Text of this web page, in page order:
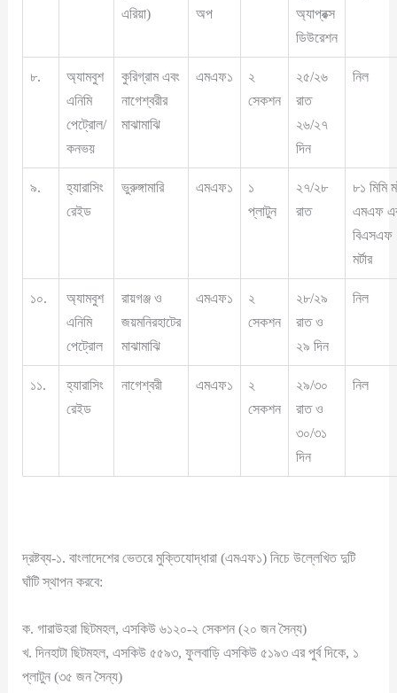
এরিয়া)
অপ
অ্যাপ্রক্স
ডিউরেশন
৮.
অ্যামবুশ
এনিমি
পেট্রোল/
কনভয়
কুরিগ্রাম এবং
নাগেশ্বরীর
মাঝামাঝি
এমএফ১
২
সেকশন
২৫/২৬
রাত
২৬/২৭
দিন
নিল
৯.
হ্যারাসিং
রেইড
ভুরুঙ্গামারি এমএফ১
১
প্লাটুন
২৭/২৮
রাত
৮১ মিমি
এমএফ
বিএসএফ
মর্টার
১০.
অ্যামবুশ
এনিমি
পেট্রোল
রায়গঞ্জ ও
জয়মনিরহাটের
মাঝামাঝি
এমএফ১
২
সেকশন
২৮/২৯
রাত ও
২৯ দিন
নিল
১১.
হ্যারাসিং
রেইড
নাগেশ্বরী এমএফ১
২
সেকশন
২৯/৩০
রাত ও
৩০/৩১
দিন
নিল
দ্রষ্টব্য-১. বাংলাদেশের ভেতরে মুক্তিযোদ্ধারা (এমএফ১) নিচে উল্লেখিত দুটি
ঘাঁটি স্থাপন করবে:
ক. গারাউহরা ছিটমহল, এসকিউ ৬১২০-২ সেকশন (২০ জন সৈন্য)
খ. দিনহাটা ছিটমহল, এসকিউ ৫৫৯৩, ফুলবাড়ি এসকিউ ৫১৯৩ এর পুর্ব দিকে, ১
প্লাটুন (৩৫ জন সৈন্য)